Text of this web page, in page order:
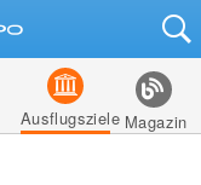
Ausflugsziele Magazin